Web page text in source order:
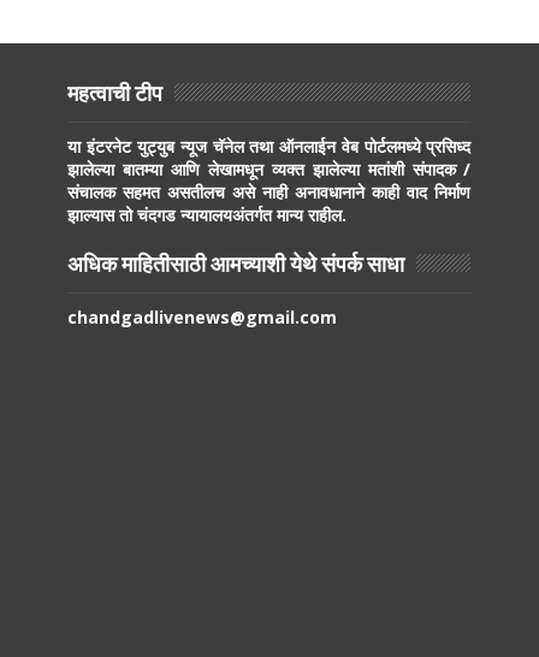
महत्वाची टीप
या इंटरनेट युट्युब न्यूज चॅनेल तथा ऑनलाईन वेब पोर्टलमध्ये प्रसिध्द
झालेल्या बातम्या आणि लेखामधून व्यक्त झालेल्या मतांशी संपादक /
संचालक सहमत असतीलच असे नाही अनावधानाने काही वाद निर्माण
झाल्यास तो चंदगड न्यायालयअंतर्गत मान्य राहील.
अधिक माहितीसाठी आमच्याशी येथे संपर्क साधा
chandgadlivenews@gmail.com